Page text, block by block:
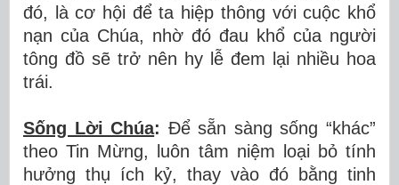
đó, là cơ hội để ta hiệp thông với cuộc khổ
nạn của Chúa, nhờ đó đau khổ của người
tông đồ sẽ trở nên hy lễ đem lại nhiều hoa
trái.
Sống Lời Chúa: Để sẵn sàng sống “khác”
theo Tin Mừng, luôn tâm niệm loại bỏ tính
hưởng thụ ích kỷ, thay vào đó bằng tinh